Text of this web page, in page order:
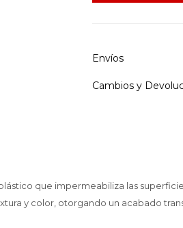
Envíos
Cambios y
que impermeabiliza las
y color, otorgando un acabado